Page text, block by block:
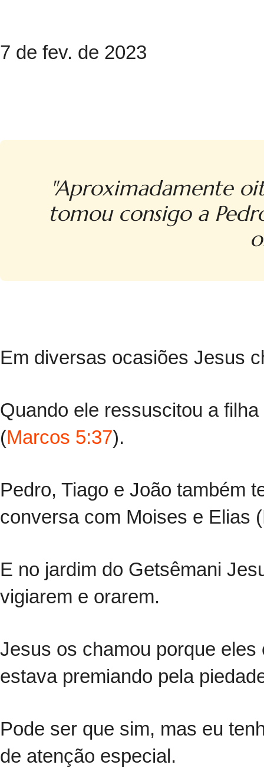
7 de fev. de 2023
"Aproximadamente
tomou consigo a
Em diversas ocasiões Jesus
Quando ele ressuscitou a
(Marcos 5:37).
Pedro, Tiago e João também
conversa com Moises e Elias (
E no jardim do Getsêmani
vigiarem e orarem.
Jesus os chamou porque
estava premiando pela
Pode ser que sim, mas eu
de atenção especial.